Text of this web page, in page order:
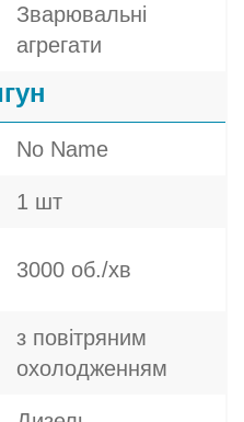
Зварювальні
агрегати
No Name
1 шт
3000 об./хв
з повітряним
охолодженням